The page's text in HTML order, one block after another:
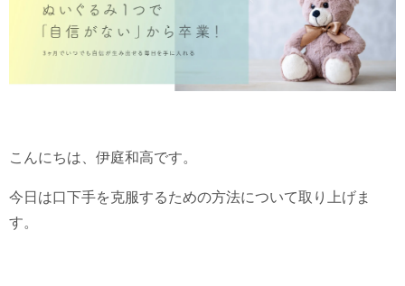
こんにちは、伊庭和高です。
今日は口下手を克服するための方法について取り上げま
す。